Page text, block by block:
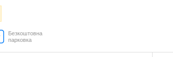
Безкоштовна
парковка